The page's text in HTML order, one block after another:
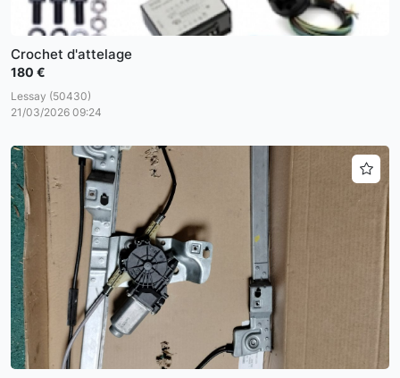
Crochet d'attelage
180 €
Lessay (50430)
21/03/2026 09:24